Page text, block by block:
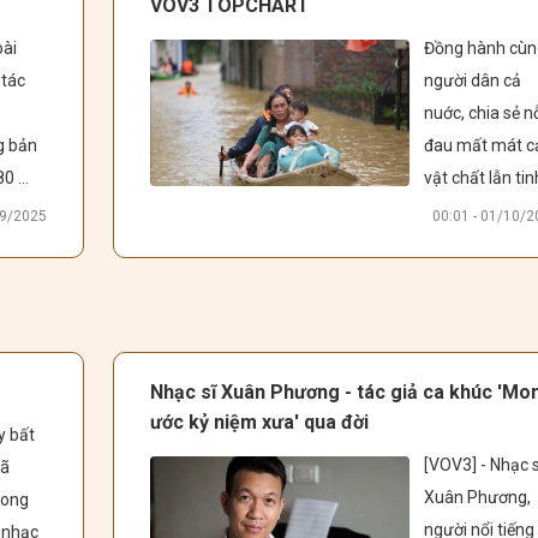
tâm
của người
Mexico...
bản
trái
vẫn
2025
VOV3 TOPCHART
Đồng hành
người dân cả
nuớc, chia sẻ
đau mất mát
vật chất lẫn
thần cùng
gửi tới quý vị
ca khúc chân
thành, ý nghĩa,
00:01 - 01/10/
bất
Nhạc sĩ Xuân Phương - tác giả ca khúc
ước kỷ niệm xưa' qua đời
[VOV3] - Nhạc
Xuân Phương,
người nổi tiếng